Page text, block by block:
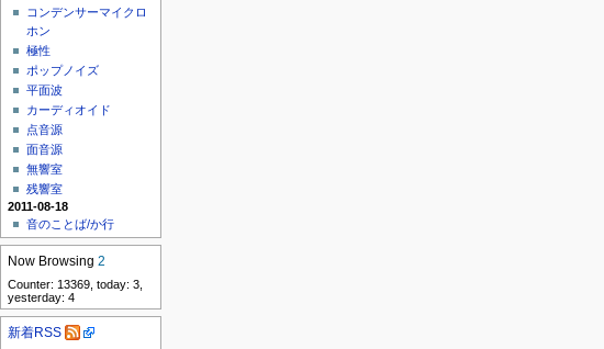
コンデンサーマイクロ
ホン
極性
ポップノイズ
平面波
カーディオイド
点音源
面音源
無響室
残響室
2011-08-18
音のことば/か行
Now Browsing2
Counter: 13369, today: 3,
yesterday: 4
新着RSS